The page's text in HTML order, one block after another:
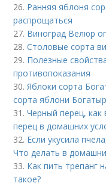
26. Ранняя яблоня
распрощаться
27. Виноград Велюр
28.Столовые сорта
29. Полезные
противопоказания
30.Яблоки сорта
сорта яблони
31.Черный перец,
перец в домашних
32. Если укусила
Что делать в
33. Как пить трепанг
такое?